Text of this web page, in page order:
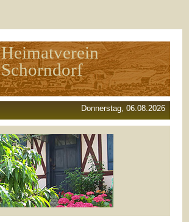
Heimatverein
Schorndorf
Donnerstag, 06.08.2026